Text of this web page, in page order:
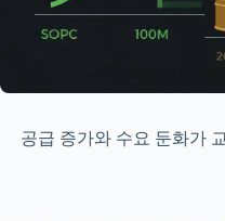
공급 증가와 수요 둔화가